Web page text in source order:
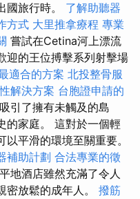
國旅行時。 了解助聽器
方式 大里推拿療程 專業
嘗試在Cetina河上漂流
迎的王位搏擊系列射擊場
適合的方案 北投整骨服
解決方案 台胞證申請的
引了擁有未觸及的島
的家庭。 這對於一個輕
平滑的環境至關重要。
補助計劃 合法專業的徵
地酒店雖然充滿了令人
密放鬆的成年人。 撥筋